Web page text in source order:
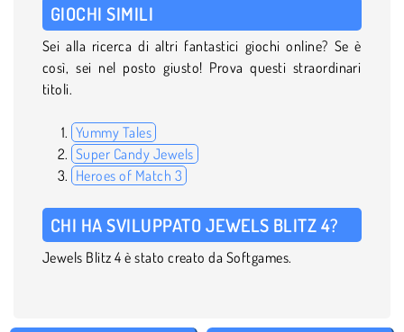
GIOCHI SIMILI
Sei alla ricerca di altri fantastici giochi online? Se è
così, sei nel posto giusto! Prova questi straordinari
titoli.
Yummy Tales
Super Candy Jewels
Heroes of Match 3
CHI HA SVILUPPATO JEWELS BLITZ 4?
Jewels Blitz 4 è stato creato da Softgames.